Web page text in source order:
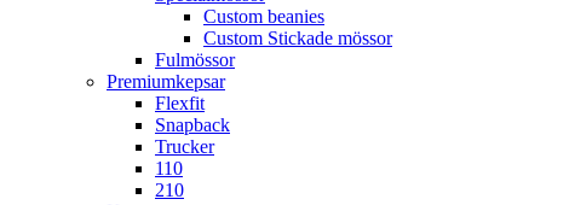
Custom beanies
Custom Stickade mössor
Fulmössor
Premiumkepsar
Flexfit
Snapback
Trucker
110
210